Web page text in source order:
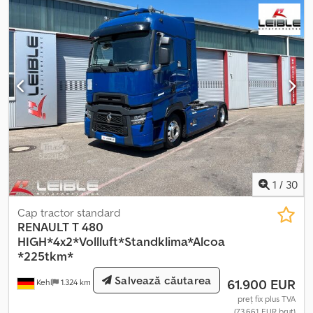
1 / 30
Kehl 1.324 km
Cap tractor standard
RENAULTT 480
HIGH*4x2*Vollluft*Standklima*Alcoa
*225tkm*
61.900 EUR
preț fix plus TVA
Salvează căutarea